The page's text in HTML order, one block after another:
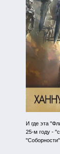
И где эта
25-м году -